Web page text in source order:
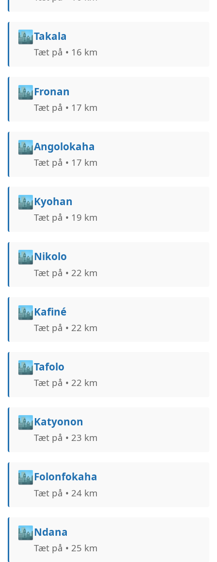
🏙️Takala
Tæt på • 16 km
🏙️Fronan
Tæt på • 17 km
🏙️Angolokaha
Tæt på • 17 km
🏙️Kyohan
Tæt på • 19 km
🏙️Nikolo
Tæt på • 22 km
🏙️Kafiné
Tæt på • 22 km
🏙️Tafolo
Tæt på • 22 km
🏙️Katyonon
Tæt på • 23 km
🏙️Folonfokaha
Tæt på • 24 km
🏙️Ndana
Tæt på • 25 km